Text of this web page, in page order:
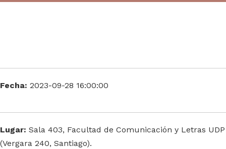
Fecha: 2023-09-28 16:00:00
Lugar: Sala 403, Facultad de Comunicación y Letras UDP
(Vergara 240, Santiago).